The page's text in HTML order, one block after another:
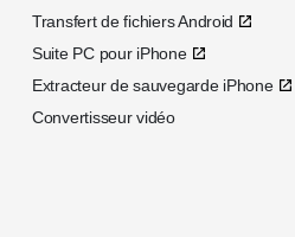
Transfert de fichiers Android
Suite PC pour iPhone
Extracteur de sauvegarde iPhone
Convertisseur vidéo